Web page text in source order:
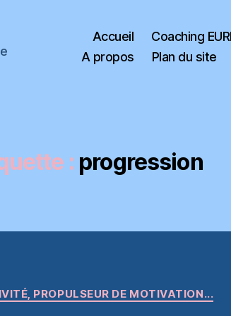
Accueil Coaching
A propos
Plan du site
: progression
Catégories
PROPULSEUR DE MOTIVATION...